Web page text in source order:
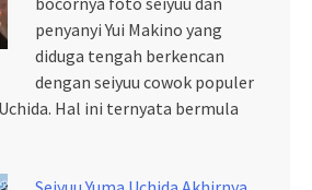
penyanyi Yui Makino yang
diduga tengah berkencan
dengan seiyuu cowok populer
Hal ini ternyata bermula